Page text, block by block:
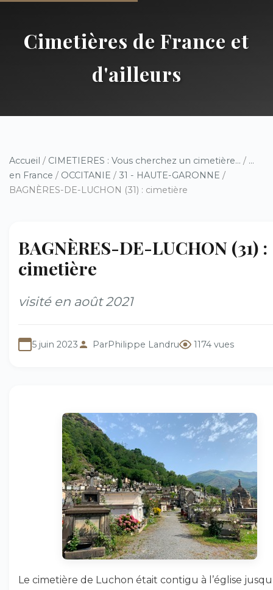
Cimetières de France et
d'ailleurs
Accueil / CIMETIERES : Vous cherchez un cimetière... / ...
en France / OCCITANIE / 31 - HAUTE-GARONNE /
BAGNÈRES-DE-LUCHON (31) : cimetière
BAGNÈRES-DE-LUCHON (31) :
cimetière
visité en août 2021
5 juin 2023 ParPhilippe Landru 1174 vues
Le cimetière de Luchon était contigu à l’église